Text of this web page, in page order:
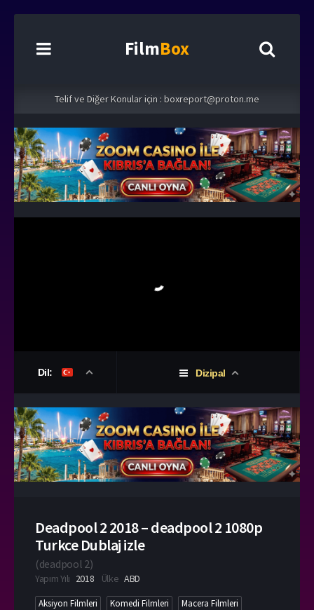
FilmBox
Telif ve Diğer Konular için : boxreport@proton.me
Dil: Dizipal
Deadpool 2 2018 – deadpool 2 1080p
Turkce Dublaj izle
(deadpool 2)
Yapım Yılı 2018 Ülke ABD
Aksiyon Filmleri Komedi Filmleri Macera Filmleri